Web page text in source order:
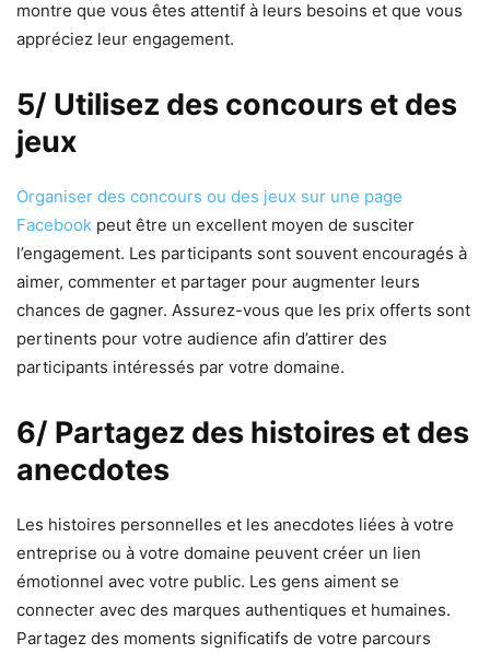
montre que vous êtes attentif à leurs besoins et que vous
appréciez leur engagement.
5/ Utilisez des concours et des
jeux
Organiser des concours ou des jeux sur une page
Facebook peut être un excellent moyen de susciter
l’engagement. Les participants sont souvent encouragés à
aimer, commenter et partager pour augmenter leurs
chances de gagner. Assurez-vous que les prix offerts sont
pertinents pour votre audience afin d’attirer des
participants intéressés par votre domaine.
6/ Partagez des histoires et des
anecdotes
Les histoires personnelles et les anecdotes liées à votre
entreprise ou à votre domaine peuvent créer un lien
émotionnel avec votre public. Les gens aiment se
connecter avec des marques authentiques et humaines.
Partagez des moments significatifs de votre parcours